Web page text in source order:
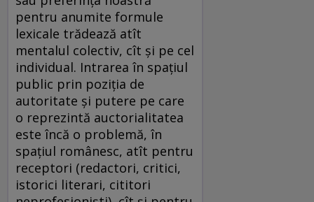
pentru anumite formule
lexicale trădează atît
mentalul colectiv, cît şi pe cel
individual. Intrarea în spaţiul
public prin poziţia de
autoritate şi putere pe care
o reprezintă auctorialitatea
este încă o problemă, în
spaţiul românesc, atît pentru
receptori (redactori, critici,
istorici literari, cititori